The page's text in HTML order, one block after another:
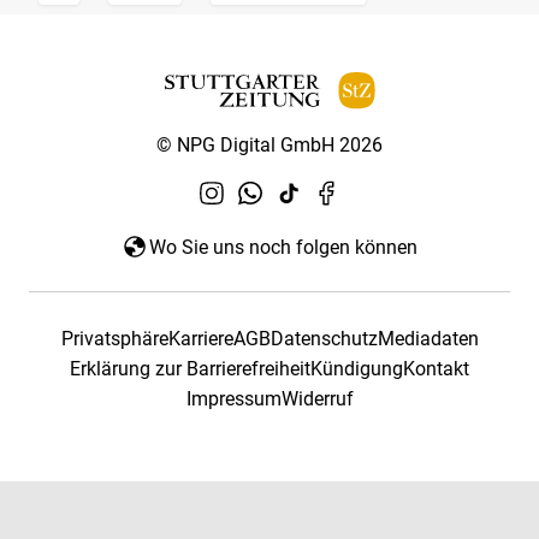
© NPG Digital GmbH 2026
Wo Sie uns noch folgen können
PrivatsphäreKarriereAGBDatenschutzMediadaten
Erklärung zur BarrierefreiheitKündigungKontakt
ImpressumWiderruf